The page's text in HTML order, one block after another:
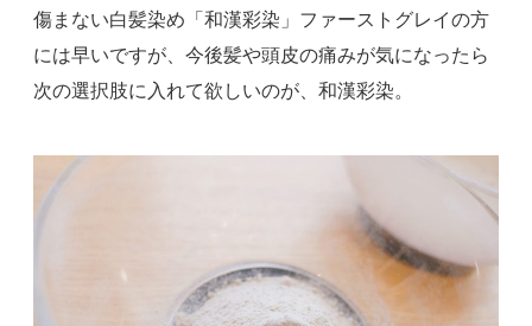
傷まない白髪染め「和漢彩染」ファーストグレイの方
には早いですが、今後髪や頭皮の痛みが気になったら
次の選択肢に入れて欲しいのが、和漢彩染。